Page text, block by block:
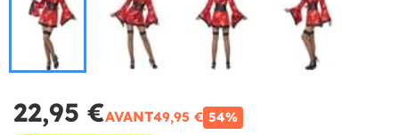
22,95 €AVANT49,95 € 54%